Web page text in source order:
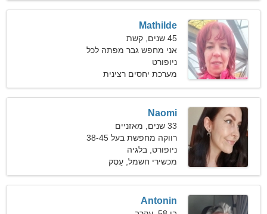
Mathilde
45 שנים, קשת
אני מחפש גבר מפתה לכל
החיים
ניופורט
מערכת יחסים רצינית
Naomi
33 שנים, מאזניים
רווקה מחפשת בעל 38-45
ניופורט, בלגיה
מכשירי חשמל, עֵסֶק
Antonin